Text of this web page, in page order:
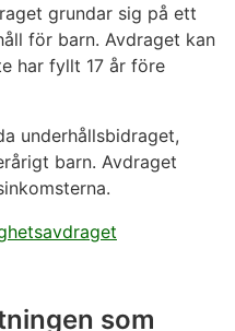
grundar sig på ett
för barn. Avdraget kan
har fyllt 17 år före
underhållsbidraget,
barn. Avdraget
som